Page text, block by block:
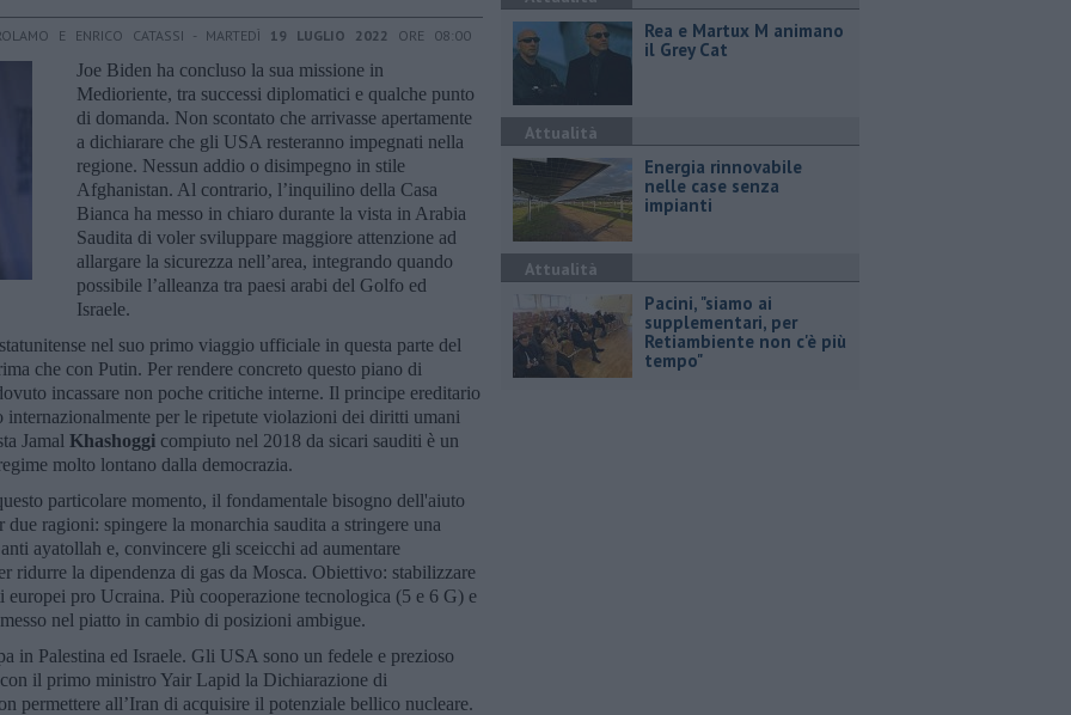
E ENRICO CATASSI - MARTEDÌ 19 LUGLIO 2022 ORE 08:00
Joe Biden ha concluso la sua missione in
Medioriente, tra successi diplomatici e qualche punto
di domanda. Non scontato che arrivasse apertamente
a dichiarare che gli USA resteranno impegnati nella
regione. Nessun addio o disimpegno in stile
Afghanistan. Al contrario, l’inquilino della Casa
Bianca ha messo in chiaro durante la vista in Arabia
Saudita di voler sviluppare maggiore attenzione ad
allargare la sicurezza nell’area, integrando quando
possibile l’alleanza tra paesi arabi del Golfo ed
Israele.
nel suo primo viaggio ufficiale in questa parte del
che con Putin. Per rendere concreto questo piano di
incassare non poche critiche interne. Il principe ereditario
internazionalmente per le ripetute violazioni dei diritti umani
Jamal Khashoggi compiuto nel 2018 da sicari sauditi è un
molto lontano dalla democrazia.
particolare momento, il fondamentale bisogno dell'aiuto
ragioni: spingere la monarchia saudita a stringere una
ayatollah e, convincere gli sceicchi ad aumentare
ridurre la dipendenza di gas da Mosca. Obiettivo: stabilizzare
pro Ucraina. Più cooperazione tecnologica (5 e 6 G) e
nel piatto in cambio di posizioni ambigue.
in Palestina ed Israele. Gli USA sono un fedele e prezioso
il primo ministro Yair Lapid la Dichiarazione di
permettere all’Iran di acquisire il potenziale bellico nucleare.
Rea e Martux M animano
il Grey Cat
Attualità
Energia rinnovabile
nelle case senza
impianti
Attualità
Pacini, "siamo ai
supplementari, per
Retiambiente non c'è più
tempo"